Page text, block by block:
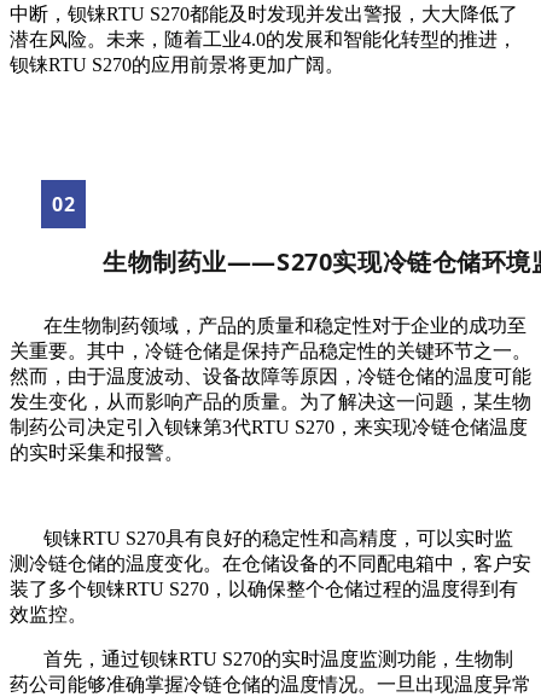
中断，钡铼RTU S270都能及时发现并发出警报，大大降低了
潜在风险。未来，随着工业4.0的发展和智能化转型的推进，
钡铼RTU S270的应用前景将更加广阔。
02
生物制药业——S270实现冷链仓储环境
在生物制药领域，产品的质量和稳定性对于企业的成功至
关重要。其中，冷链仓储是保持产品稳定性的关键环节之一。
然而，由于温度波动、设备故障等原因，冷链仓储的温度可能
发生变化，从而影响产品的质量。为了解决这一问题，某生物
制药公司决定引入钡铼第3代RTU S270，来实现冷链仓储温度
的实时采集和报警。
钡铼RTU S270具有良好的稳定性和高精度，可以实时监
测冷链仓储的温度变化。在仓储设备的不同配电箱中，客户安
装了多个钡铼RTU S270，以确保整个仓储过程的温度得到有
效监控。
首先，通过钡铼RTU S270的实时温度监测功能，生物制
药公司能够准确掌握冷链仓储的温度情况。一旦出现温度异常